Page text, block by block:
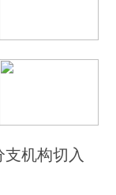
机构切入